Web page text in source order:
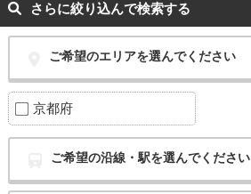
さらに絞り込んで検索する
ご希望のエリアを選んでください
京都府
ご希望の沿線・駅を選んでください